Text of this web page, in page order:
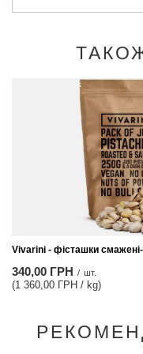
Vivarini - фісташки смажені-
340,00 ГРН / шт.
(1 360,00 ГРН / kg)